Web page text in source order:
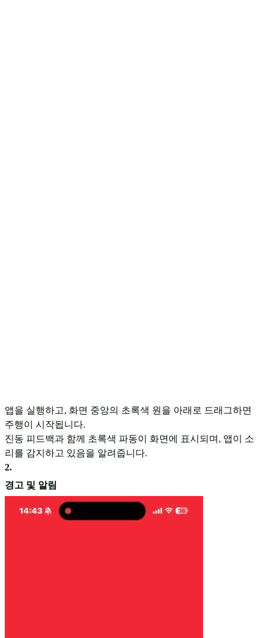
앱을 실행하고, 화면 중앙의 초록색 원을 아래로 드래그하면
주행이 시작됩니다.
진동 피드백과 함께 초록색 파동이 화면에 표시되며, 앱이 소
리를 감지하고 있음을 알려줍니다.
2.
경고 및 알림